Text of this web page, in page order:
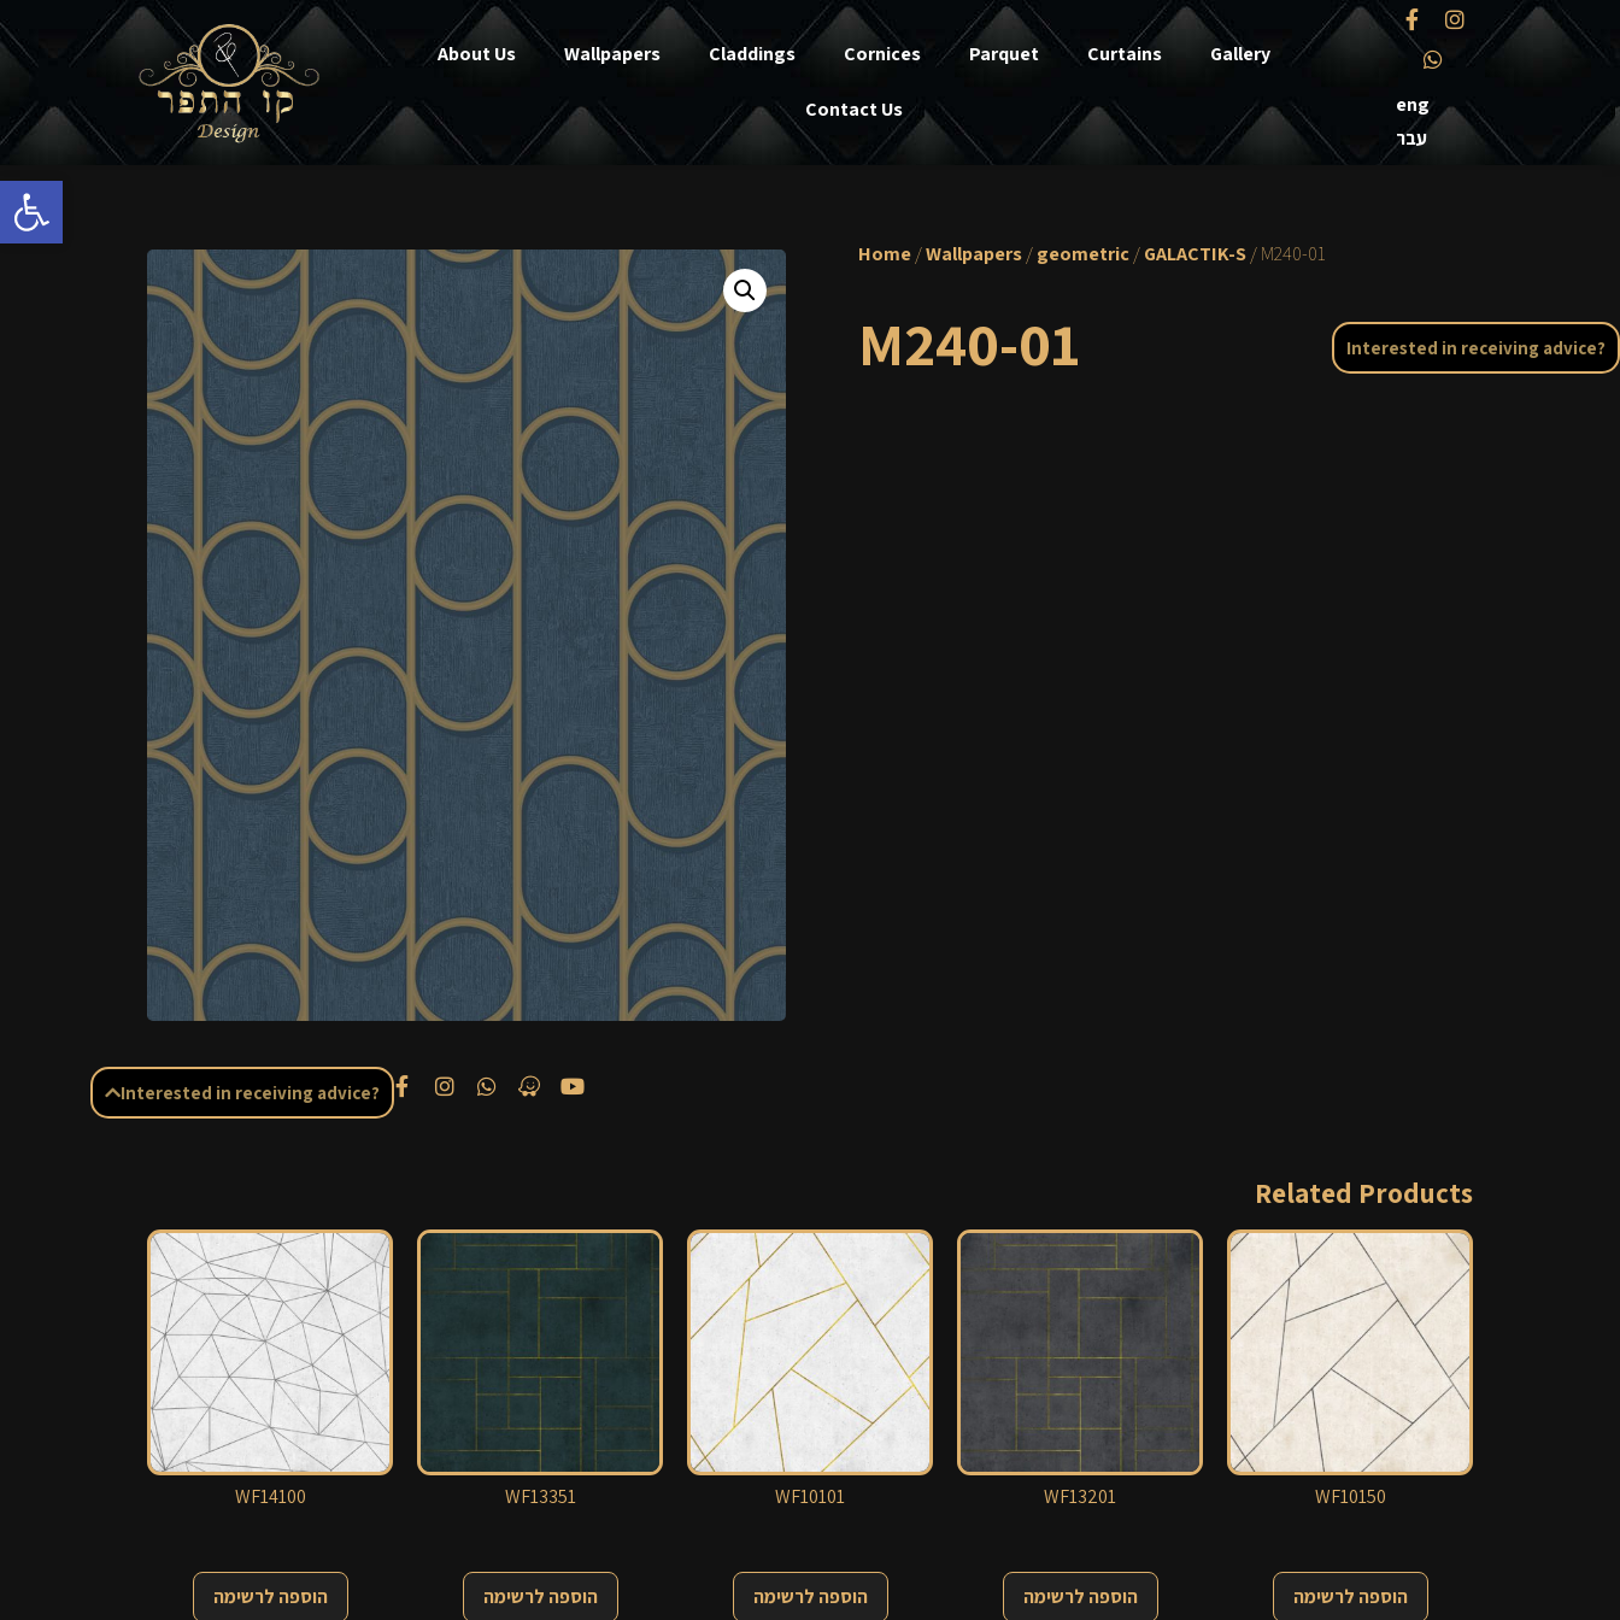
Open toolbar
About Us Wallpapers Claddings Cornices Parquet Curtains Gallery
Contact Us
eng
עבר
Home/Wallpapers/geometric/GALACTIK-S/ M240-01
M240-01
Related Products
WF14100
הוספה לרשימה
WF13351
הוספה לרשימה
WF10101
הוספה לרשימה
WF13201
הוספה לרשימה
WF10150
הוספה לרשימה
Interested in receiving advice?
Interested in receiving advice?